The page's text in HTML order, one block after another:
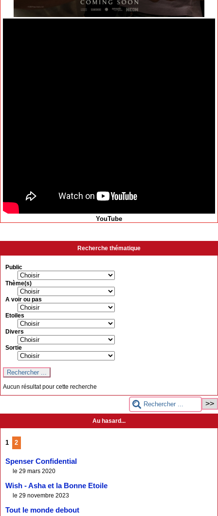
YouTube
Recherche thématique
Public
Thème(s)
A voir ou pas
Etoiles
Divers
Sortie
Aucun résultat pour cette recherche
Au hasard...
1 2
Spenser Confidential
le 29 mars 2020
Wish - Asha et la Bonne Etoile
le 29 novembre 2023
Tout le monde debout